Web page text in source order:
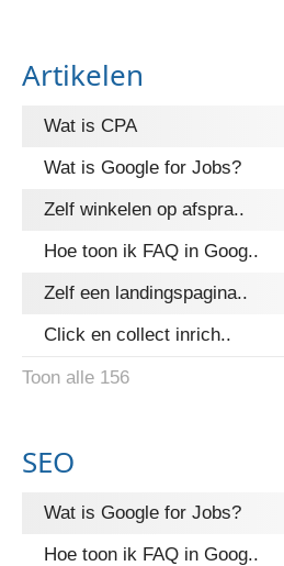
Artikelen
Wat is CPA
Wat is Google for Jobs?
Zelf winkelen op afspra..
Hoe toon ik FAQ in Goog..
Zelf een landingspagina..
Click en collect inrich..
Toon alle 156
SEO
Wat is Google for Jobs?
Hoe toon ik FAQ in Goog..